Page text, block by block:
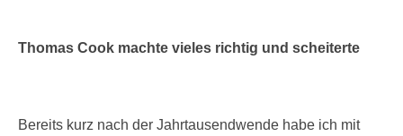
Thomas Cook machte vieles richtig und scheiterte
Bereits kurz nach der Jahrtausendwende habe ich mit